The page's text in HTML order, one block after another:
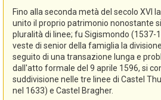
Fino alla seconda metà del secolo XVI
unito il proprio patrimonio nonostante
pluralità di linee; fu Sigismondo (1537-
veste di senior della famiglia la
seguito di una transazione lunga e
dall'atto formale del 9 aprile 1596, si
suddivisione nelle tre linee di Castel
nel 1633) e Castel Bragher.